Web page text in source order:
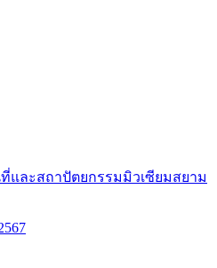
และสถาปัตยกรรมมิวเซียมสยาม